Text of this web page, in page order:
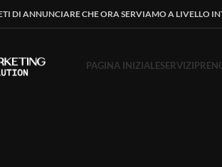
DI ANNUNCIARE CHE ORA SERVIAMO A LIVELLO
PAGINA INIZIALESERVIZI